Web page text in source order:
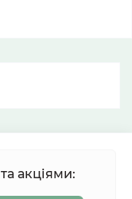
акціями: